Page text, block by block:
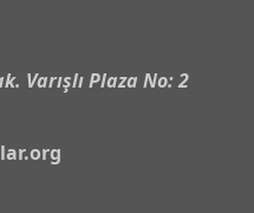
Varışlı Plaza No: 2